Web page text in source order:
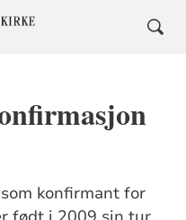
konfirmant for